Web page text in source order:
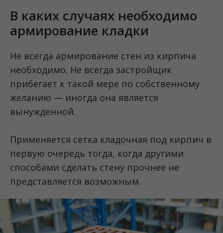
В каких случаях необходимо
армирование кладки
Не всегда армирование стен из кирпича
необходимо. Не всегда застройщик
прибегает к такой мере по собственному
желанию — иногда она является
вынужденной.
Применяется сетка кладочная под кирпич в
первую очередь тогда, когда другими
способами сделать стену прочнее не
представляется возможным.